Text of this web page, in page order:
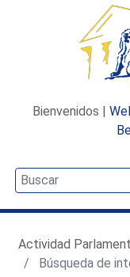
Bienvenidos |
Actividad
Búsqueda de